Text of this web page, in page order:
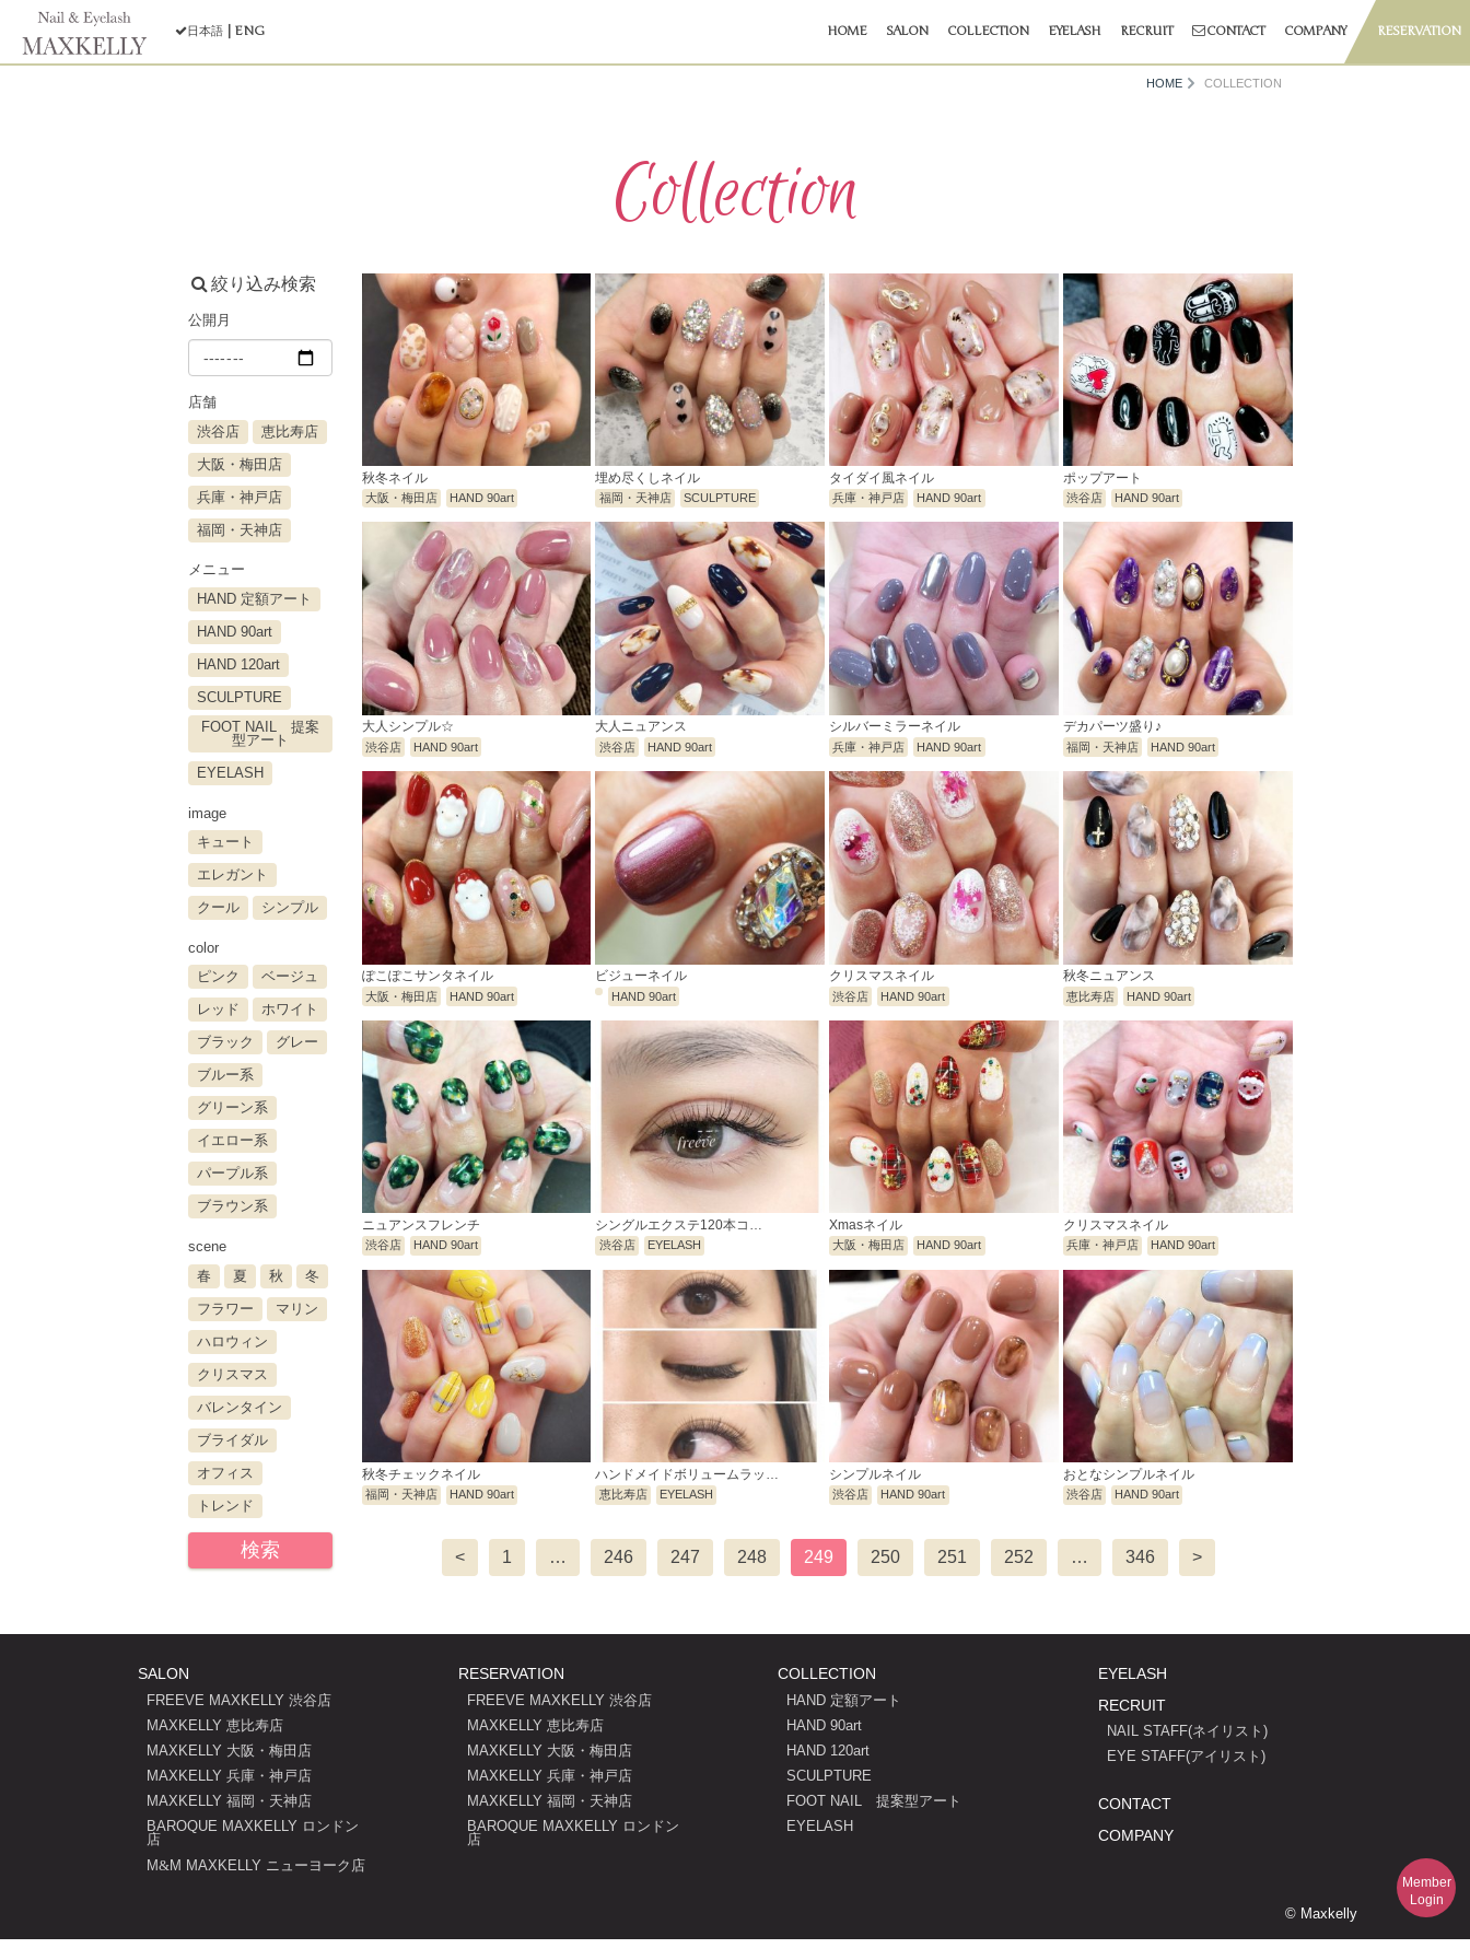
日本語 ENG HOME SALON COLLECTION EYELASH RECRUIT CONTACT COMPANY RESERVATION
HOME COLLECTION
Collection
秋冬ネイル
大阪・梅田店 HAND 90art
埋め尽くしネイル
福岡・天神店 SCULPTURE
タイダイ風ネイル
兵庫・神戸店 HAND 90art
ポップアート
渋谷店 HAND 90art
大人シンプル☆
渋谷店 HAND 90art
大人ニュアンス
渋谷店 HAND 90art
シルバーミラーネイル
兵庫・神戸店 HAND 90art
デカパーツ盛り♪
福岡・天神店 HAND 90art
ぽこぽこサンタネイル
大阪・梅田店 HAND 90art
ビジューネイル
HAND 90art
クリスマスネイル
渋谷店 HAND 90art
秋冬ニュアンス
恵比寿店 HAND 90art
ニュアンスフレンチ
渋谷店 HAND 90art
シングルエクステ120本コ…
渋谷店 EYELASH
Xmasネイル
大阪・梅田店 HAND 90art
クリスマスネイル
兵庫・神戸店 HAND 90art
秋冬チェックネイル
福岡・天神店 HAND 90art
ハンドメイドボリュームラッ…
恵比寿店 EYELASH
シンプルネイル
渋谷店 HAND 90art
おとなシンプルネイル
渋谷店 HAND 90art
< 1 … 246 247 248 249 (current)
250 251 252 … 346 >
絞り込み検索
公開月
店舗
渋谷店
恵比寿店
大阪・梅田店
兵庫・神戸店
福岡・天神店
メニュー
HAND 定額アート
HAND 90art
HAND 120art
SCULPTURE
FOOT NAIL 提案
型アート
EYELASH
image
キュート
エレガント
クール
シンプル
color
ピンク
ベージュ
レッド
ホワイト
ブラック
グレー
ブルー系
グリーン系
イエロー系
パープル系
ブラウン系
scene
春
夏 秋
冬
フラワー
マリン
ハロウィン
クリスマス
バレンタイン
ブライダル
オフィス
トレンド
検索
Member
Login
SALON
FREEVE MAXKELLY 渋谷店
MAXKELLY 恵比寿店
MAXKELLY 大阪・梅田店
MAXKELLY 兵庫・神戸店
MAXKELLY 福岡・天神店
BAROQUE MAXKELLY ロンドン
店
M&M MAXKELLY ニューヨーク店
RESERVATION
FREEVE MAXKELLY 渋谷店
MAXKELLY 恵比寿店
MAXKELLY 大阪・梅田店
MAXKELLY 兵庫・神戸店
MAXKELLY 福岡・天神店
BAROQUE MAXKELLY ロンドン
店
COLLECTION
HAND 定額アート
HAND 90art
HAND 120art
SCULPTURE
FOOT NAIL 提案型アート
EYELASH
EYELASH
RECRUIT
NAIL STAFF(ネイリスト)
EYE STAFF(アイリスト)
CONTACT
COMPANY
© Maxkelly